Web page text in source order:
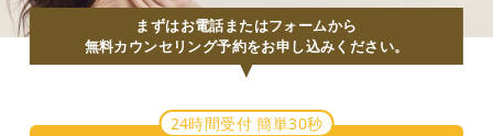
まずはお電話またはフォームから
無料カウンセリング予約をお申し込みください。
24時間受付 簡単30秒